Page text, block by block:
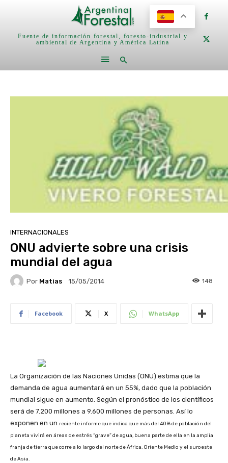
Fuente de información forestal, foresto-industrial y
ambiental de Argentina y América Latina
INTERNACIONALES
ONU advierte sobre una crisis
mundial del agua
Por Matias 15/05/2014 148
Facebook X WhatsApp
La Organización de las Naciones Unidas (ONU) estima que la
demanda de agua aumentará en un 55%, dado que la población
mundial sigue en aumento. Según el pronóstico de los científicos
será de 7.200 millones a 9.600 millones de personas. Así lo
exponen en un reciente informe que indica que más del 40% de población del
planeta vivirá en áreas de estrés “grave” de agua, buena parte de ella en la amplia
franja de tierra que corre a lo largo del norte de África, Oriente Medio y el suroeste
de Asia.